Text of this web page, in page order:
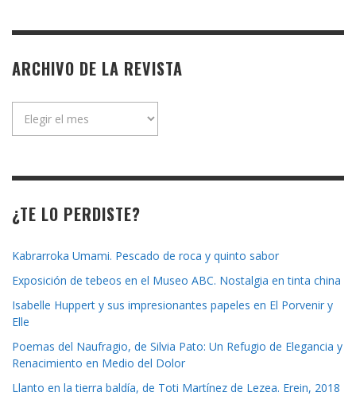
ARCHIVO DE LA REVISTA
¿TE LO PERDISTE?
Kabrarroka Umami. Pescado de roca y quinto sabor
Exposición de tebeos en el Museo ABC. Nostalgia en tinta china
Isabelle Huppert y sus impresionantes papeles en El Porvenir y
Elle
Poemas del Naufragio, de Silvia Pato: Un Refugio de Elegancia y
Renacimiento en Medio del Dolor
Llanto en la tierra baldía, de Toti Martínez de Lezea. Erein, 2018